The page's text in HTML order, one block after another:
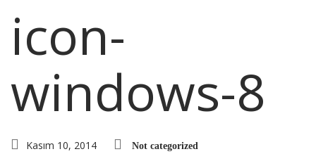
icon-
windows-8
Kasım 10, 2014 Not categorized